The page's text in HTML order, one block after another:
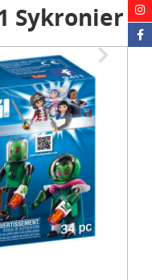
Sykronier